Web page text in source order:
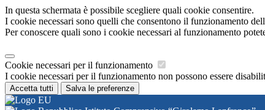
In questa schermata è possibile scegliere quali cookie consentire.
I cookie necessari sono quelli che consentono il funzionamento
Per conoscere quali sono i cookie necessari al funzionamento
Cookie necessari per il funzionamento
I cookie necessari per il funzionamento non possono essere
Accetta tutti Salva le preferenze